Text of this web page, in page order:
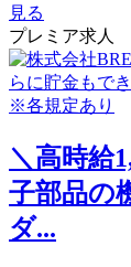
見る
プレミア求人
＼高時給
子部品の
ダ...